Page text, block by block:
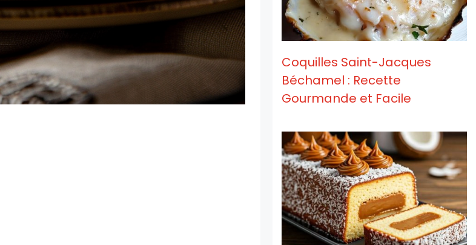
Coquilles Saint-Jacques
Béchamel : Recette
Gourmande et Facile